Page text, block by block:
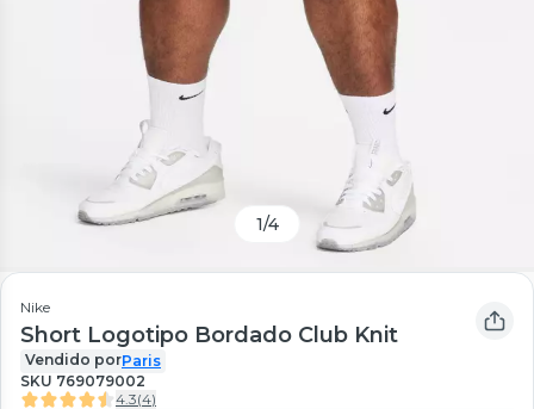
1/4
Nike
Short Logotipo Bordado Club Knit
Vendido porParis
SKU 769079002
4.3(4)